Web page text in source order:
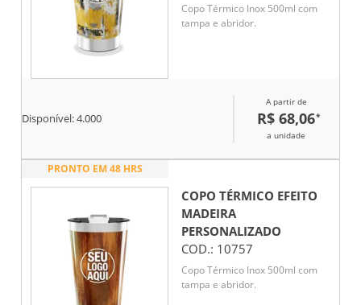
Copo Térmico Inox 500ml com
tampa e abridor.
Disponível:4.000
A partir de
R$ 68,06*
a unidade
PRONTO EM 48 HRS
COPO TÉRMICO EFEITO
MADEIRA
PERSONALIZADO
COD.: 10757
Copo Térmico Inox 500ml com
tampa e abridor.